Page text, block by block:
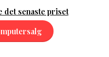
det senaste priset